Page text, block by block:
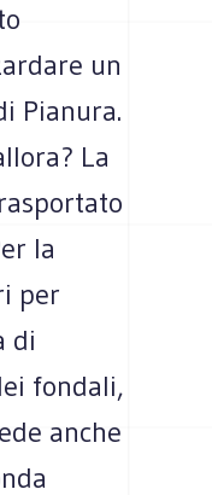
un
Pianura.
La
la
per
di
fondali,
anche